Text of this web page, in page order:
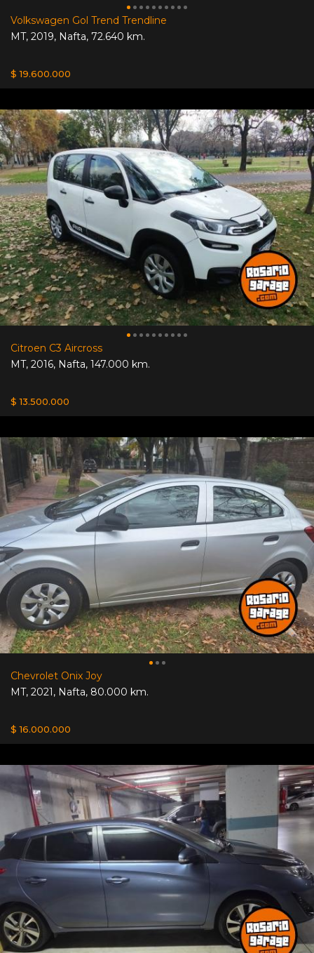
Volkswagen Gol Trend Trendline
MT, 2019, Nafta, 72.640 km.
$ 19.600.000
Citroen C3 Aircross
MT, 2016, Nafta, 147.000 km.
$ 13.500.000
Chevrolet Onix Joy
MT, 2021, Nafta, 80.000 km.
$ 16.000.000